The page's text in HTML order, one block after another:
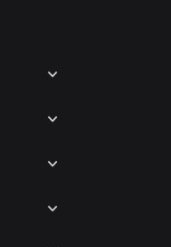
交易完成